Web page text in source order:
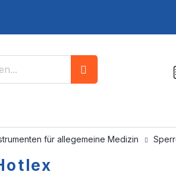
für allegemeine Medizin